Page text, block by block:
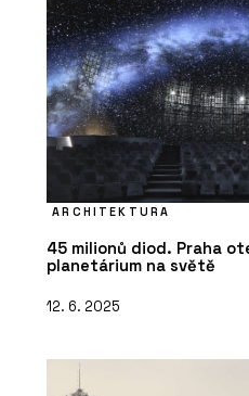
ARCHITEKTURA
45 milionů diod. Praha
planetárium na světě
12. 6. 2025